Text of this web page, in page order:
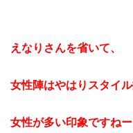
えなりさんを省いて、
女性陣はやはりスタイ
女性が多い印象ですねー